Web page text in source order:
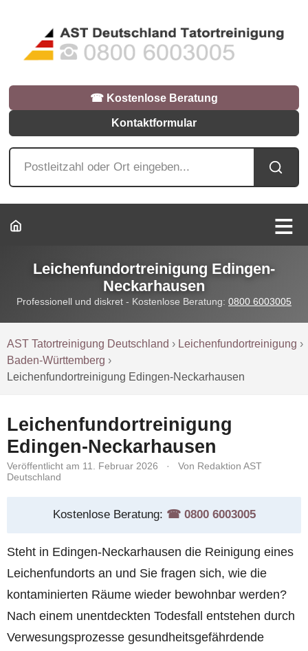
☎︎ Kostenlose Beratung
Kontaktformular
Leichenfundortreinigung Edingen-
Neckarhausen
Professionell und diskret - Kostenlose Beratung: 0800 6003005
AST Tatortreinigung Deutschland › Leichenfundortreinigung ›
Baden-Württemberg ›
Leichenfundortreinigung Edingen-Neckarhausen
Leichenfundortreinigung
Edingen-Neckarhausen
Veröffentlicht am 11. Februar 2026 ·
Von Redaktion AST
Deutschland
Kostenlose Beratung: ☎︎ 0800 6003005
Steht in Edingen-Neckarhausen die Reinigung eines
Leichenfundorts an und Sie fragen sich, wie die
kontaminierten Räume wieder bewohnbar werden?
Nach einem unentdeckten Todesfall entstehen durch
Verwesungsprozesse gesundheitsgefährdende